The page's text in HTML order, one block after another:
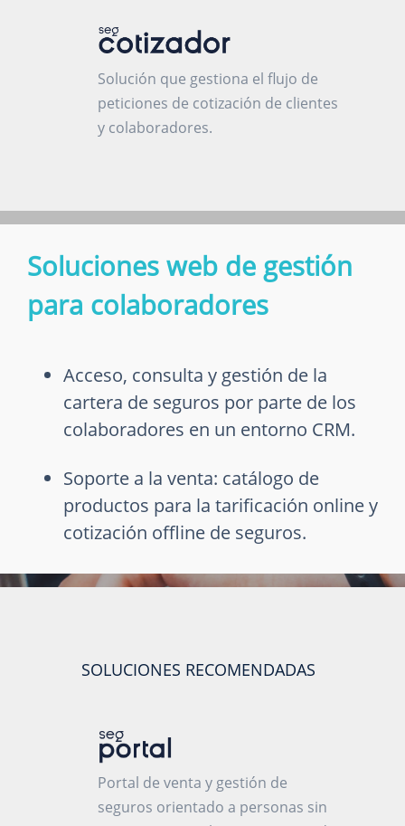
Solución que gestiona el flujo de
peticiones de cotización de clientes
y colaboradores.
Soluciones web de gestión
para colaboradores
Acceso, consulta y gestión de la
cartera de seguros por parte de los
colaboradores en un entorno CRM.
Soporte a la venta: catálogo de
productos para la tarificación online y
cotización offline de seguros.
SOLUCIONES RECOMENDADAS
Portal de venta y gestión de
seguros orientado a personas sin